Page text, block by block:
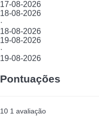
17-08-2026
18-08-2026
·
18-08-2026
19-08-2026
·
19-08-2026
Pontuações
10 1 avaliação